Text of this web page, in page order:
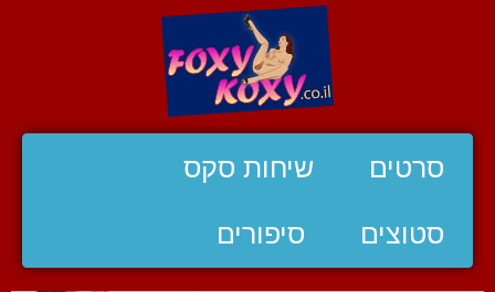
סרטים שיחות סקס
סטוצים סיפורים